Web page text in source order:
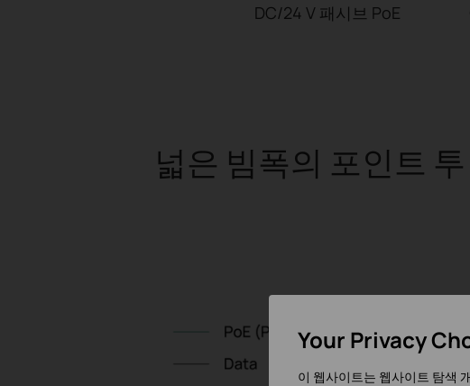
DC/24 V 패시브 PoE
넓은 빔폭의 포인트
Your Privacy
이 웹사이트는 웹사이트 탐색